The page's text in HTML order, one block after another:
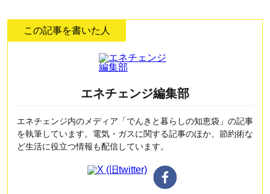
この記事を書いた人
エネチェンジ編集部
エネチェンジ内のメディア「でんきと暮らしの知恵袋」の記事
を執筆しています。電気・ガスに関する記事のほか、節約術な
ど生活に役立つ情報も配信しています。